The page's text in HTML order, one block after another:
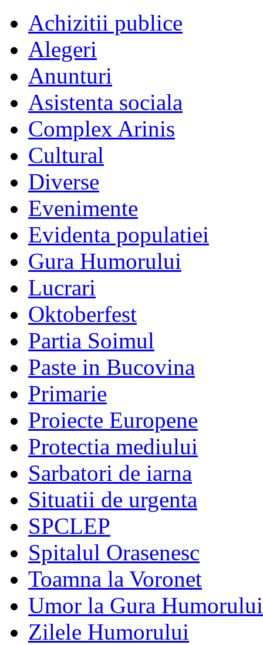
Achizitii publice
Alegeri
Anunturi
Asistenta sociala
Complex Arinis
Cultural
Diverse
Evenimente
Evidenta populatiei
Gura Humorului
Lucrari
Oktoberfest
Partia Soimul
Paste in Bucovina
Primarie
Proiecte Europene
Protectia mediului
Sarbatori de iarna
Situatii de urgenta
SPCLEP
Spitalul Orasenesc
Toamna la Voronet
Umor la Gura Humorului
Zilele Humorului